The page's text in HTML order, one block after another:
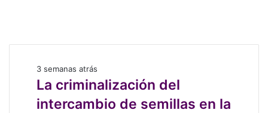
La
criminalización
intercambio
3 semanas atrás
La criminalización del
intercambio de semillas en la